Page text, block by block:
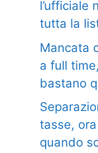
l’ufficiale
tutta la
Mancata
a full
bastano
tasse,
quando